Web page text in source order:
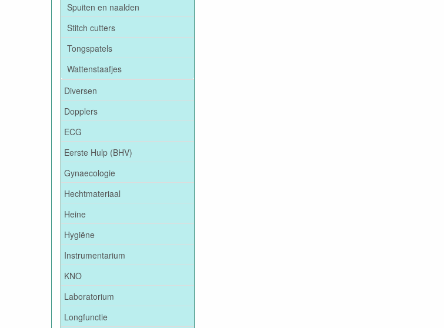
Spuiten en naalden
Stitch cutters
Tongspatels
Wattenstaafjes
Diversen
Dopplers
ECG
Eerste Hulp (BHV)
Gynaecologie
Hechtmateriaal
Heine
Hygiëne
Instrumentarium
KNO
Laboratorium
Longfunctie